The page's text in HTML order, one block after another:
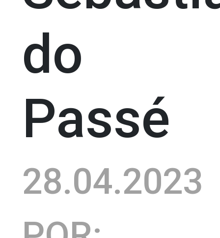
do
Passé
28.04.2023